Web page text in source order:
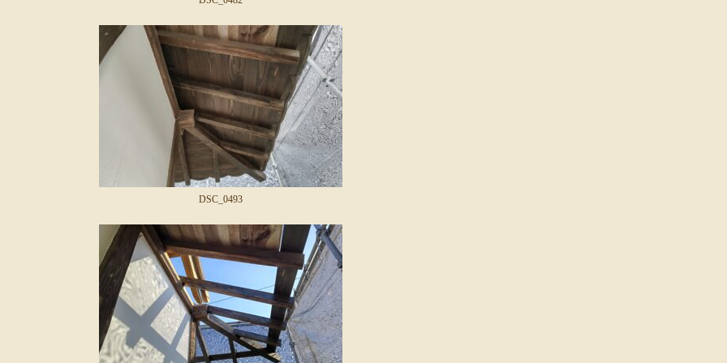
DSC_0493